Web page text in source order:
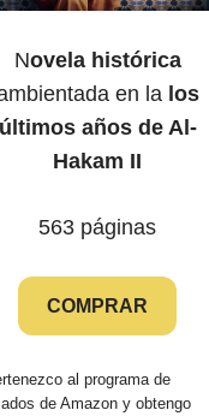
Novela histórica
en la los
últimos años de Al-
Hakam II
563 páginas
COMPRAR
al programa de
de Amazon y obtengo